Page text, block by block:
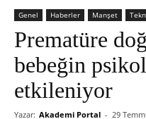
Genel Haberler Manşet
Prematüre
bebeğin
etkileniyor
Yazar: Akademi Portal - 29